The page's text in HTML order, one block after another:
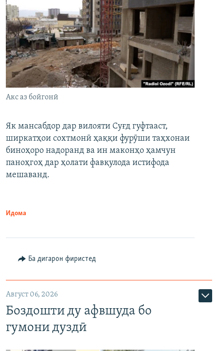
Акс аз бойгонӣ
Як мансабдор дар вилояти Суғд гуфтааст,
ширкатҳои сохтмонӣ ҳаққи фурӯши таҳхонаи
биноҳоро надоранд ва ин маконҳо ҳамчун
паноҳгоҳ дар ҳолати фавқулода истифода
мешаванд.
Идома
Ба дигарон фиристед
Август 06, 2026
Боздошти ду афвшуда бо
гумони дуздӣ